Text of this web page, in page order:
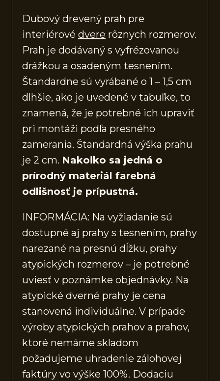
Dubový drevený prah pre
interiérové dvere rôznych rozmerov.
Prah je dodávaný s vyfrézovanou
drážkou a osadeným tesnením.
Štandardne sú vyrábané o 1 – 1,5 cm
dlhšie, ako je uvedené v tabuľke, to
znamená, že je potrebné ich upraviť
pri montáži podľa presného
zamerania. Štandardná výška prahu
je 2 cm. Nakoľko sa jedná o
prírodný materiál farebná
odlišnosť je prípustná.
INFORMÁCIA: Na vyžiadanie sú
dostupné aj prahy s tesnením, prahy
narezané na presnú dĺžku, prahy
atypických rozmerov – je potrebné
uviesť v poznámke objednávky. Na
atypické dverné prahy je cena
stanovená individuálne. V prípade
výroby atypických prahov a prahov,
ktoré nemáme skladom
požadujeme uhradenie zálohovej
faktúry vo výške 100%. Dodaciu